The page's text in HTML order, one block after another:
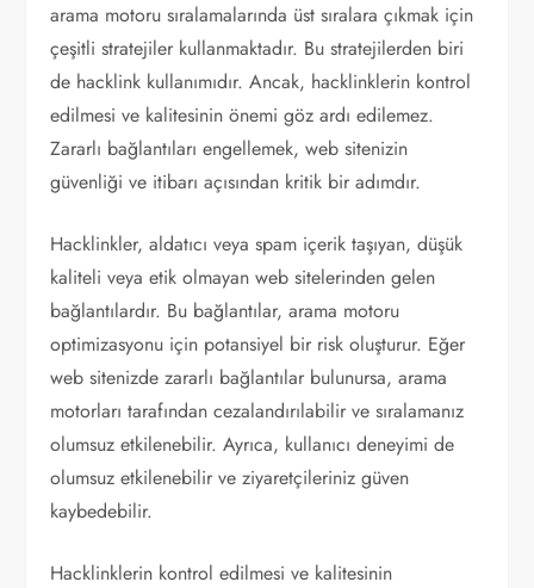
arama motoru sıralamalarında üst sıralara çıkmak için
çeşitli stratejiler kullanmaktadır. Bu stratejilerden biri
de hacklink kullanımıdır. Ancak, hacklinklerin kontrol
edilmesi ve kalitesinin önemi göz ardı edilemez.
Zararlı bağlantıları engellemek, web sitenizin
güvenliği ve itibarı açısından kritik bir adımdır.
Hacklinkler, aldatıcı veya spam içerik taşıyan, düşük
kaliteli veya etik olmayan web sitelerinden gelen
bağlantılardır. Bu bağlantılar, arama motoru
optimizasyonu için potansiyel bir risk oluşturur. Eğer
web sitenizde zararlı bağlantılar bulunursa, arama
motorları tarafından cezalandırılabilir ve sıralamanız
olumsuz etkilenebilir. Ayrıca, kullanıcı deneyimi de
olumsuz etkilenebilir ve ziyaretçileriniz güven
kaybedebilir.
Hacklinklerin kontrol edilmesi ve kalitesinin